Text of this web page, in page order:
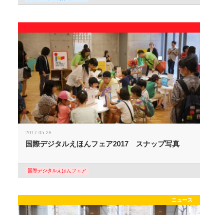
2017.05.28
国際デジタルえほんフェア2017 スナップ写真
国際デジタルえほんフェア
ニュース